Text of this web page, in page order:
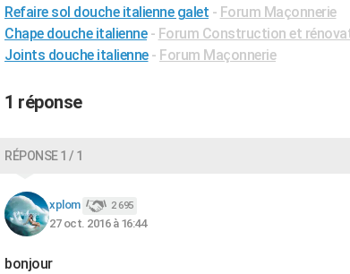
Refaire sol douche italienne galet - Forum Maçonnerie
Chape douche italienne - Forum Construction et
Joints douche italienne - Forum Maçonnerie
1 réponse
RÉPONSE 1 / 1
xplom 2 695
27 oct. 2016 à 16:44
bonjour